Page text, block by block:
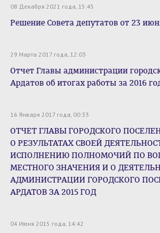
08 Декабря 2021 года, 15:45
Решение Совета депутатов от 23
29 Марта 2017 года, 12:03
Отчет Главы администрации
Ардатов об итогах работы за 2016
16 Января 2017 года, 00:33
ОТЧЕТ ГЛАВЫ ГОРОДСКОГО
О РЕЗУЛЬТАТАХ СВОЕЙ
ИСПОЛНЕНИЮ ПОЛНОМОЧИЙ ПО
МЕСТНОГО ЗНАЧЕНИЯ И О
АДМИНИСТРАЦИИ ГОРОДСКОГО
АРДАТОВ ЗА 2015 ГОД
04 Июня 2015 года, 14:42